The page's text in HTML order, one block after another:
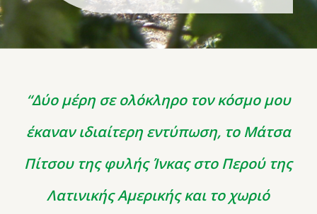
“Δύο μέρη σε ολόκληρο τον κόσμο μου
έκαναν ιδιαίτερη εντύπωση, το Μάτσα
Πίτσου της φυλής Ίνκας στο Περού της
Λατινικής Αμερικής και το χωριό